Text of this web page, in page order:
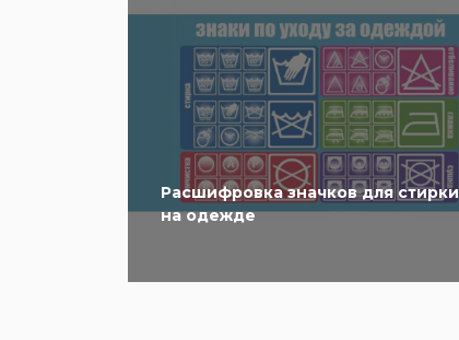
Расшифровка значков для стирки
на одежде